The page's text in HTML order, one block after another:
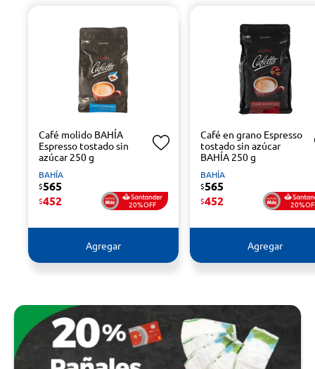
Café molido BAHÍA
Espresso tostado sin
azúcar 250 g
BAHÍA
$565
$452 20%OFF
Agregar
Café en grano Espresso
tostado sin azúcar
BAHÍA 250 g
BAHÍA
$565
$452
Agregar